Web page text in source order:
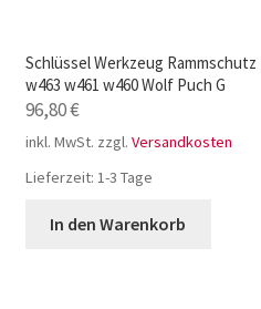
Schlüssel Werkzeug
w463 w461 w460 Wolf Puch G
96,80€
inkl. MwSt. zzgl. Versandkosten
Lieferzeit: 1-3 Tage
In den Warenkorb